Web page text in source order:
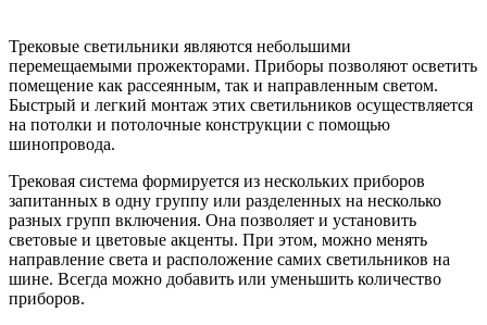
Трековые светильники являются небольшими
перемещаемыми прожекторами. Приборы позволяют осветить
помещение как рассеянным, так и направленным светом.
Быстрый и легкий монтаж этих светильников осуществляется
на потолки и потолочные конструкции с помощью
шинопровода.
Трековая система формируется из нескольких приборов
запитанных в одну группу или разделенных на несколько
разных групп включения. Она позволяет и установить
световые и цветовые акценты. При этом, можно менять
направление света и расположение самих светильников на
шине. Всегда можно добавить или уменьшить количество
приборов.